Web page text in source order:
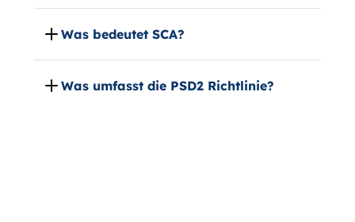
Was bedeutet SCA?
Was umfasst die PSD2 Richtlinie?